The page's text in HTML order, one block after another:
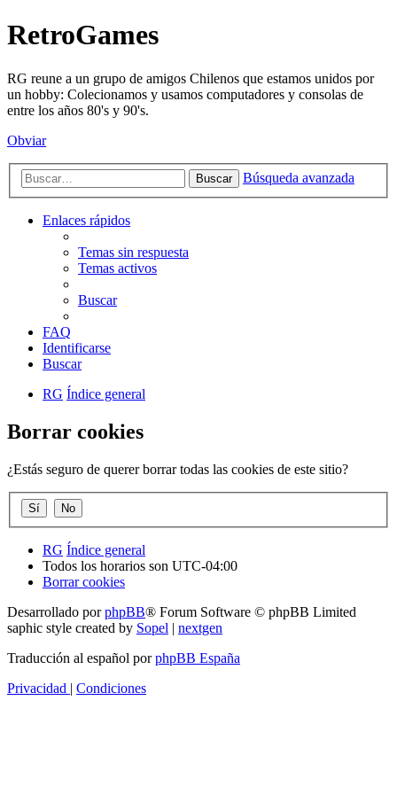
RetroGames
RG reune a un grupo de amigos Chilenos que estamos unidos por
un hobby: Colecionamos y usamos computadores y consolas de
entre los años 80's y 90's.
Obviar
Buscar Búsqueda avanzada
Enlaces rápidos
Temas sin respuesta
Temas activos
Buscar
FAQ
Identificarse
Buscar
RG Índice general
Borrar cookies
¿Estás seguro de querer borrar todas las cookies de este sitio?
RG Índice general
Todos los horarios son UTC-04:00
Borrar cookies
Desarrollado porphpBB® Forum Software © phpBB Limited
saphic style created by Sopel | nextgen
Traducción al español porphpBB España
Privacidad | Condiciones